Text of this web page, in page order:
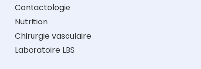
Contactologie
Nutrition
Chirurgie vasculaire
Laboratoire LBS